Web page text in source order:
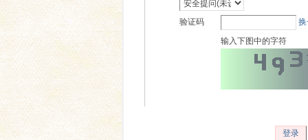
验证码
输入下图中的字符
登录